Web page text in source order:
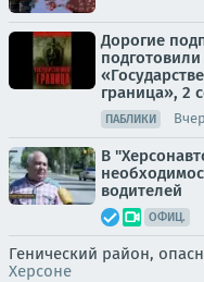
Дорогие
граница», 2
ПАБЛИКИ
В
водителей
ОФИЦ.
Генический район,
Херсоне